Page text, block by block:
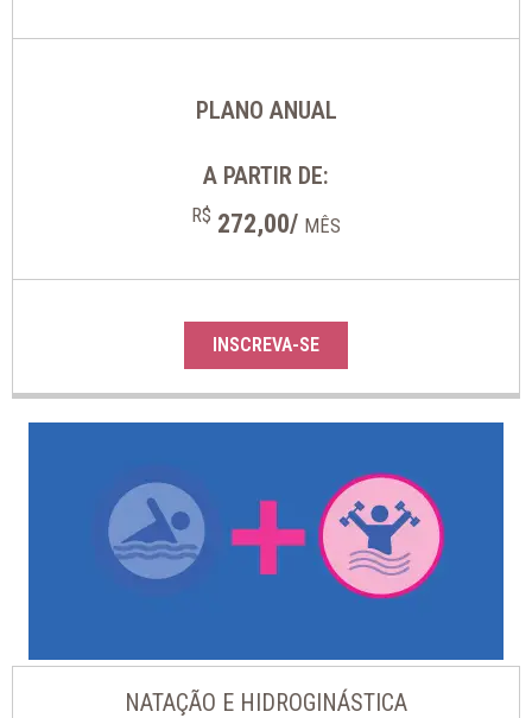
PLANO ANUAL
A PARTIR DE:
R$ 272,00/ MÊS
INSCREVA-SE
NATAÇÃO E HIDROGINÁSTICA